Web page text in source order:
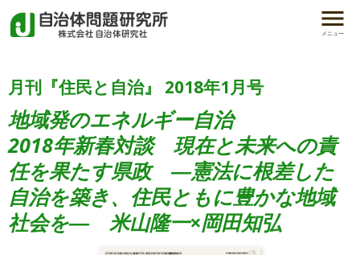
メニュー
月刊『住民と自治』 2018年1月号
地域発のエネルギー自治
2018年新春対談 現在と未来への責
任を果たす県政 ―憲法に根差した
自治を築き、住民ともに豊かな地域
社会を― 米山隆一×岡田知弘